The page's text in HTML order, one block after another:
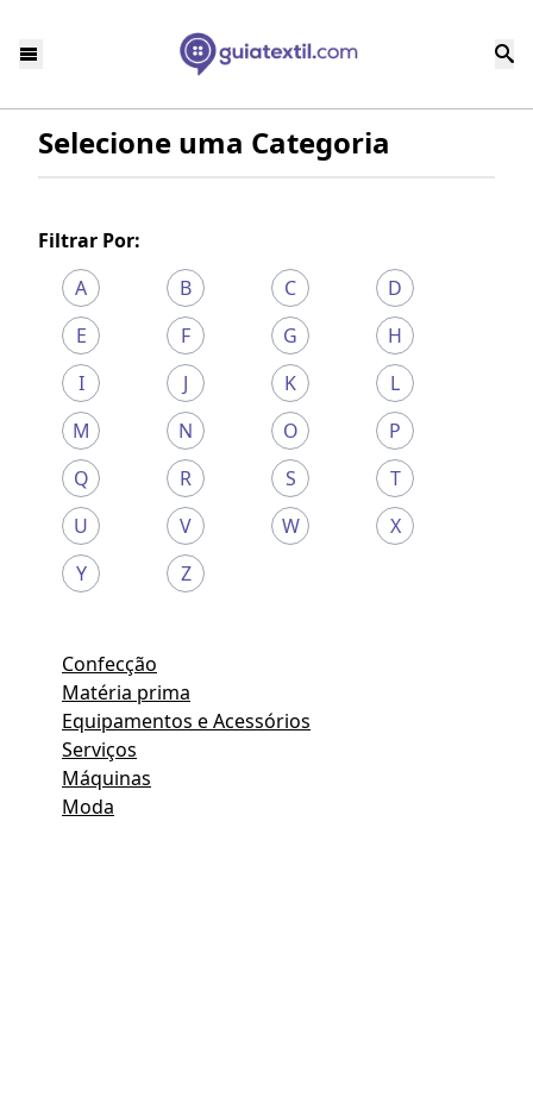
Selecione uma Categoria
Filtrar Por:
A
B C
D
E
F G
H
I
J K
L
M
N O
P
Q
R S
T
U
V W
X
Y
Z
Confecção
Matéria prima
Equipamentos e Acessórios
Serviços
Máquinas
Moda